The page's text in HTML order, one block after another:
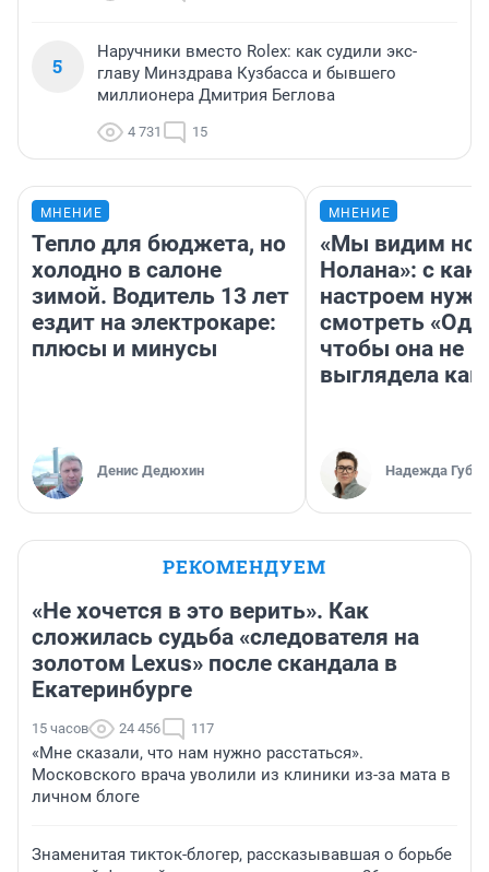
5
Наручники вместо Rolex: как судили экс-
главу Минздрава Кузбасса и бывшего
миллионера Дмитрия Беглова
4 731 15
МНЕНИЕ
Тепло для бюджета, но
холодно в салоне
зимой. Водитель 13 лет
ездит на электрокаре:
плюсы и минусы
Денис Дедюхин
МНЕНИЕ
«Мы видим
Нолана»: с
настроем
смотреть
чтобы она не
выглядела как
Надежда
РЕКОМЕНДУЕМ
«Не хочется в это верить». Как
сложилась судьба «следователя на
золотом Lexus» после скандала в
Екатеринбурге
15 часов 24 456 117
«Мне сказали, что нам нужно расстаться».
Московского врача уволили из клиники из-за мата в
личном блоге
Знаменитая тикток-блогер, рассказывавшая о борьбе